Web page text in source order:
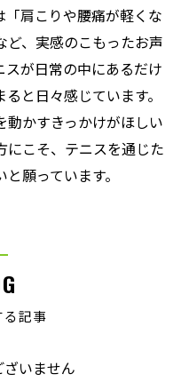
肩こりや腰痛が軽くな
ど、実感のこもったお声
が日常の中にあるだけ
と日々感じています。
かすきっかけがほしい
にこそ、テニスを通じた
願っています。
る記事
いません